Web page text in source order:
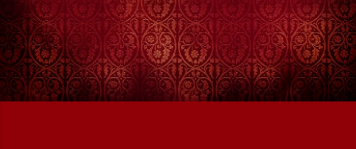
CURSOS HA VAGAS MOC